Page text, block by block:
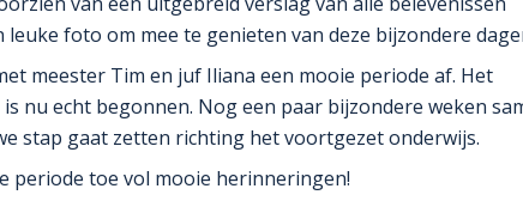
foto om mee te genieten van deze bijzondere
meester Tim en juf Iliana een mooie periode af. Het
nu echt begonnen. Nog een paar bijzondere weken
stap gaat zetten richting het voortgezet onderwijs.
periode toe vol mooie herinneringen!